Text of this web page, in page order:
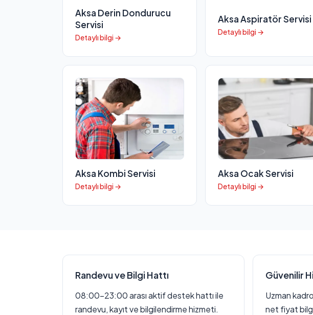
Aksa Derin Dondurucu
Servisi
Detaylı bilgi →
Aksa Aspiratör Servisi
Detaylı bilgi →
Aksa Kombi Servisi
Detaylı bilgi →
Aksa Ocak Servisi
Detaylı bilgi →
Randevu ve Bilgi Hattı
08:00–23:00 arası aktif destek hattı ile
randevu, kayıt ve bilgilendirme hizmeti.
Güvenilir
Uzman
net fiyat